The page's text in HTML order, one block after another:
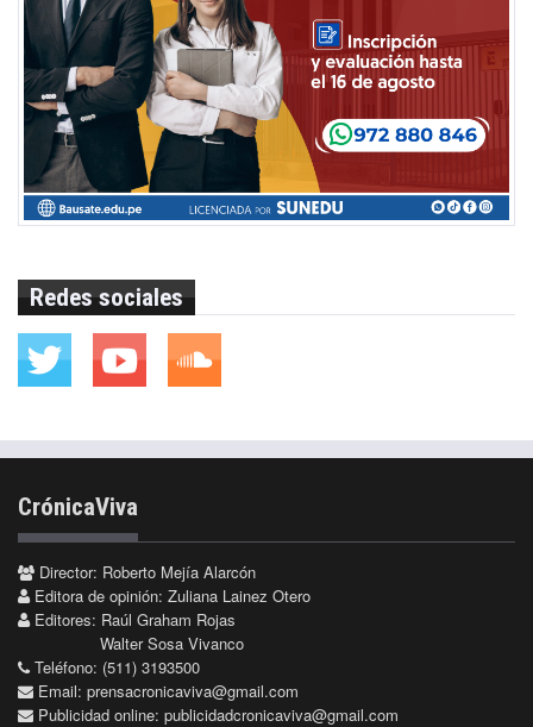
Redes sociales
CrónicaViva
Director: Roberto Mejía Alarcón
Editora de opinión: Zuliana Lainez Otero
Editores: Raúl Graham Rojas
Walter Sosa Vivanco
Teléfono: (511) 3193500
Email: prensacronicaviva@gmail.com
Publicidad online: publicidadcronicaviva@gmail.com